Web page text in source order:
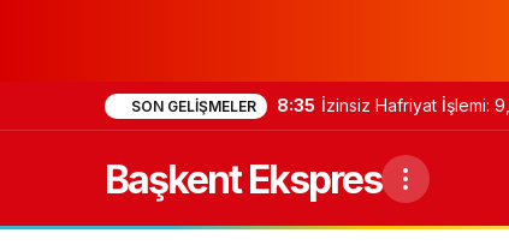
SON GELIŞMELER 8:35 İzinsiz Hafriyat İşlemi:
Başkent Ekspres